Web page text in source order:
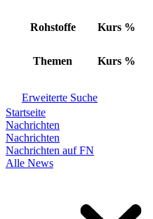
Rohstoffe Kurs %
Themen Kurs %
Erweiterte Suche
Startseite
Nachrichten
Nachrichten
Nachrichten auf FN
Alle News